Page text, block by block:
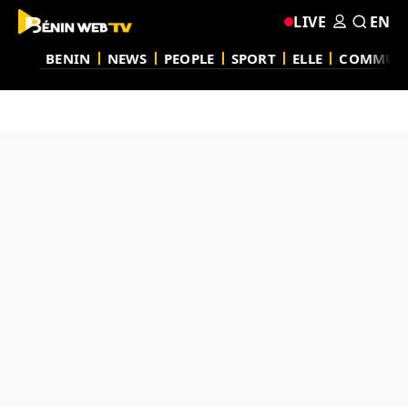
BENIN NEWS PEOPLE SPORT ELLE
LIVE EN